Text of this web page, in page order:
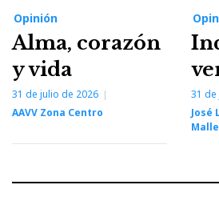
Opinión
Alma, corazón
y vida
31 de julio de 2026
AAVV Zona Centro
31
José